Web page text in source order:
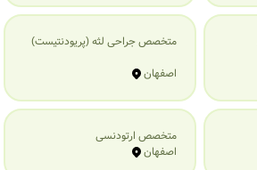
متخصص جراحی لثه (پریودنتیست)
اصفهان
متخصص ارتودنسی
اصفهان